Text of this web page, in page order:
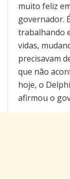
muito feliz
governador.
trabalhando
vidas,
precisavam
que não
hoje, o
afirmou o